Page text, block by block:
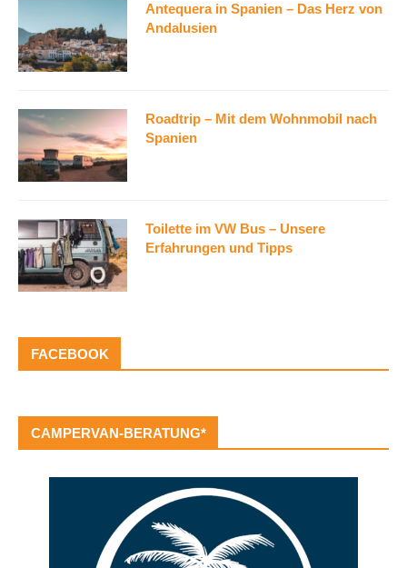
Antequera in Spanien – Das Herz von
Andalusien
Roadtrip – Mit dem Wohnmobil nach
Spanien
Toilette im VW Bus – Unsere
Erfahrungen und Tipps
FACEBOOK
CAMPERVAN-BERATUNG*